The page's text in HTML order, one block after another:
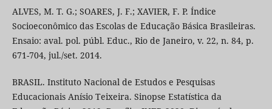
ALVES, M. T. G.; SOARES, J. F.; XAVIER, F. P. Índice
Socioeconômico das Escolas de Educação Básica Brasileiras.
Ensaio: aval. pol. públ. Educ., Rio de Janeiro, v. 22, n. 84, p.
671-704, jul./set. 2014.
BRASIL. Instituto Nacional de Estudos e Pesquisas
Educacionais Anísio Teixeira. Sinopse Estatística da